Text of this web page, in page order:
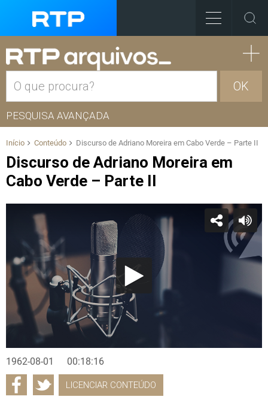
OK
PESQUISA AVANÇADA
Início Conteúdo Discurso de Adriano Moreira em Cabo Verde – Parte II
Discurso de Adriano Moreira em
Cabo Verde – Parte II
1962-08-01 00:18:16
LICENCIAR CONTEÚDO